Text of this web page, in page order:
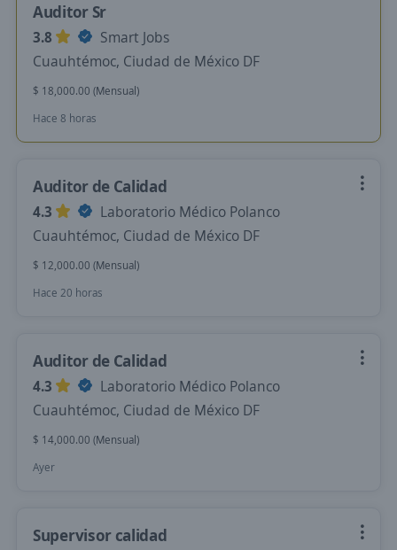
Auditor Sr
3.8
Smart Jobs
Cuauhtémoc, Ciudad de México DF
$ 18,000.00 (Mensual)
Hace 8 horas
Auditor de Calidad
4.3
Laboratorio Médico Polanco
Cuauhtémoc, Ciudad de México DF
$ 12,000.00 (Mensual)
Hace 20 horas
Auditor de Calidad
4.3
Laboratorio Médico Polanco
Cuauhtémoc, Ciudad de México DF
$ 14,000.00 (Mensual)
Ayer
Supervisor calidad